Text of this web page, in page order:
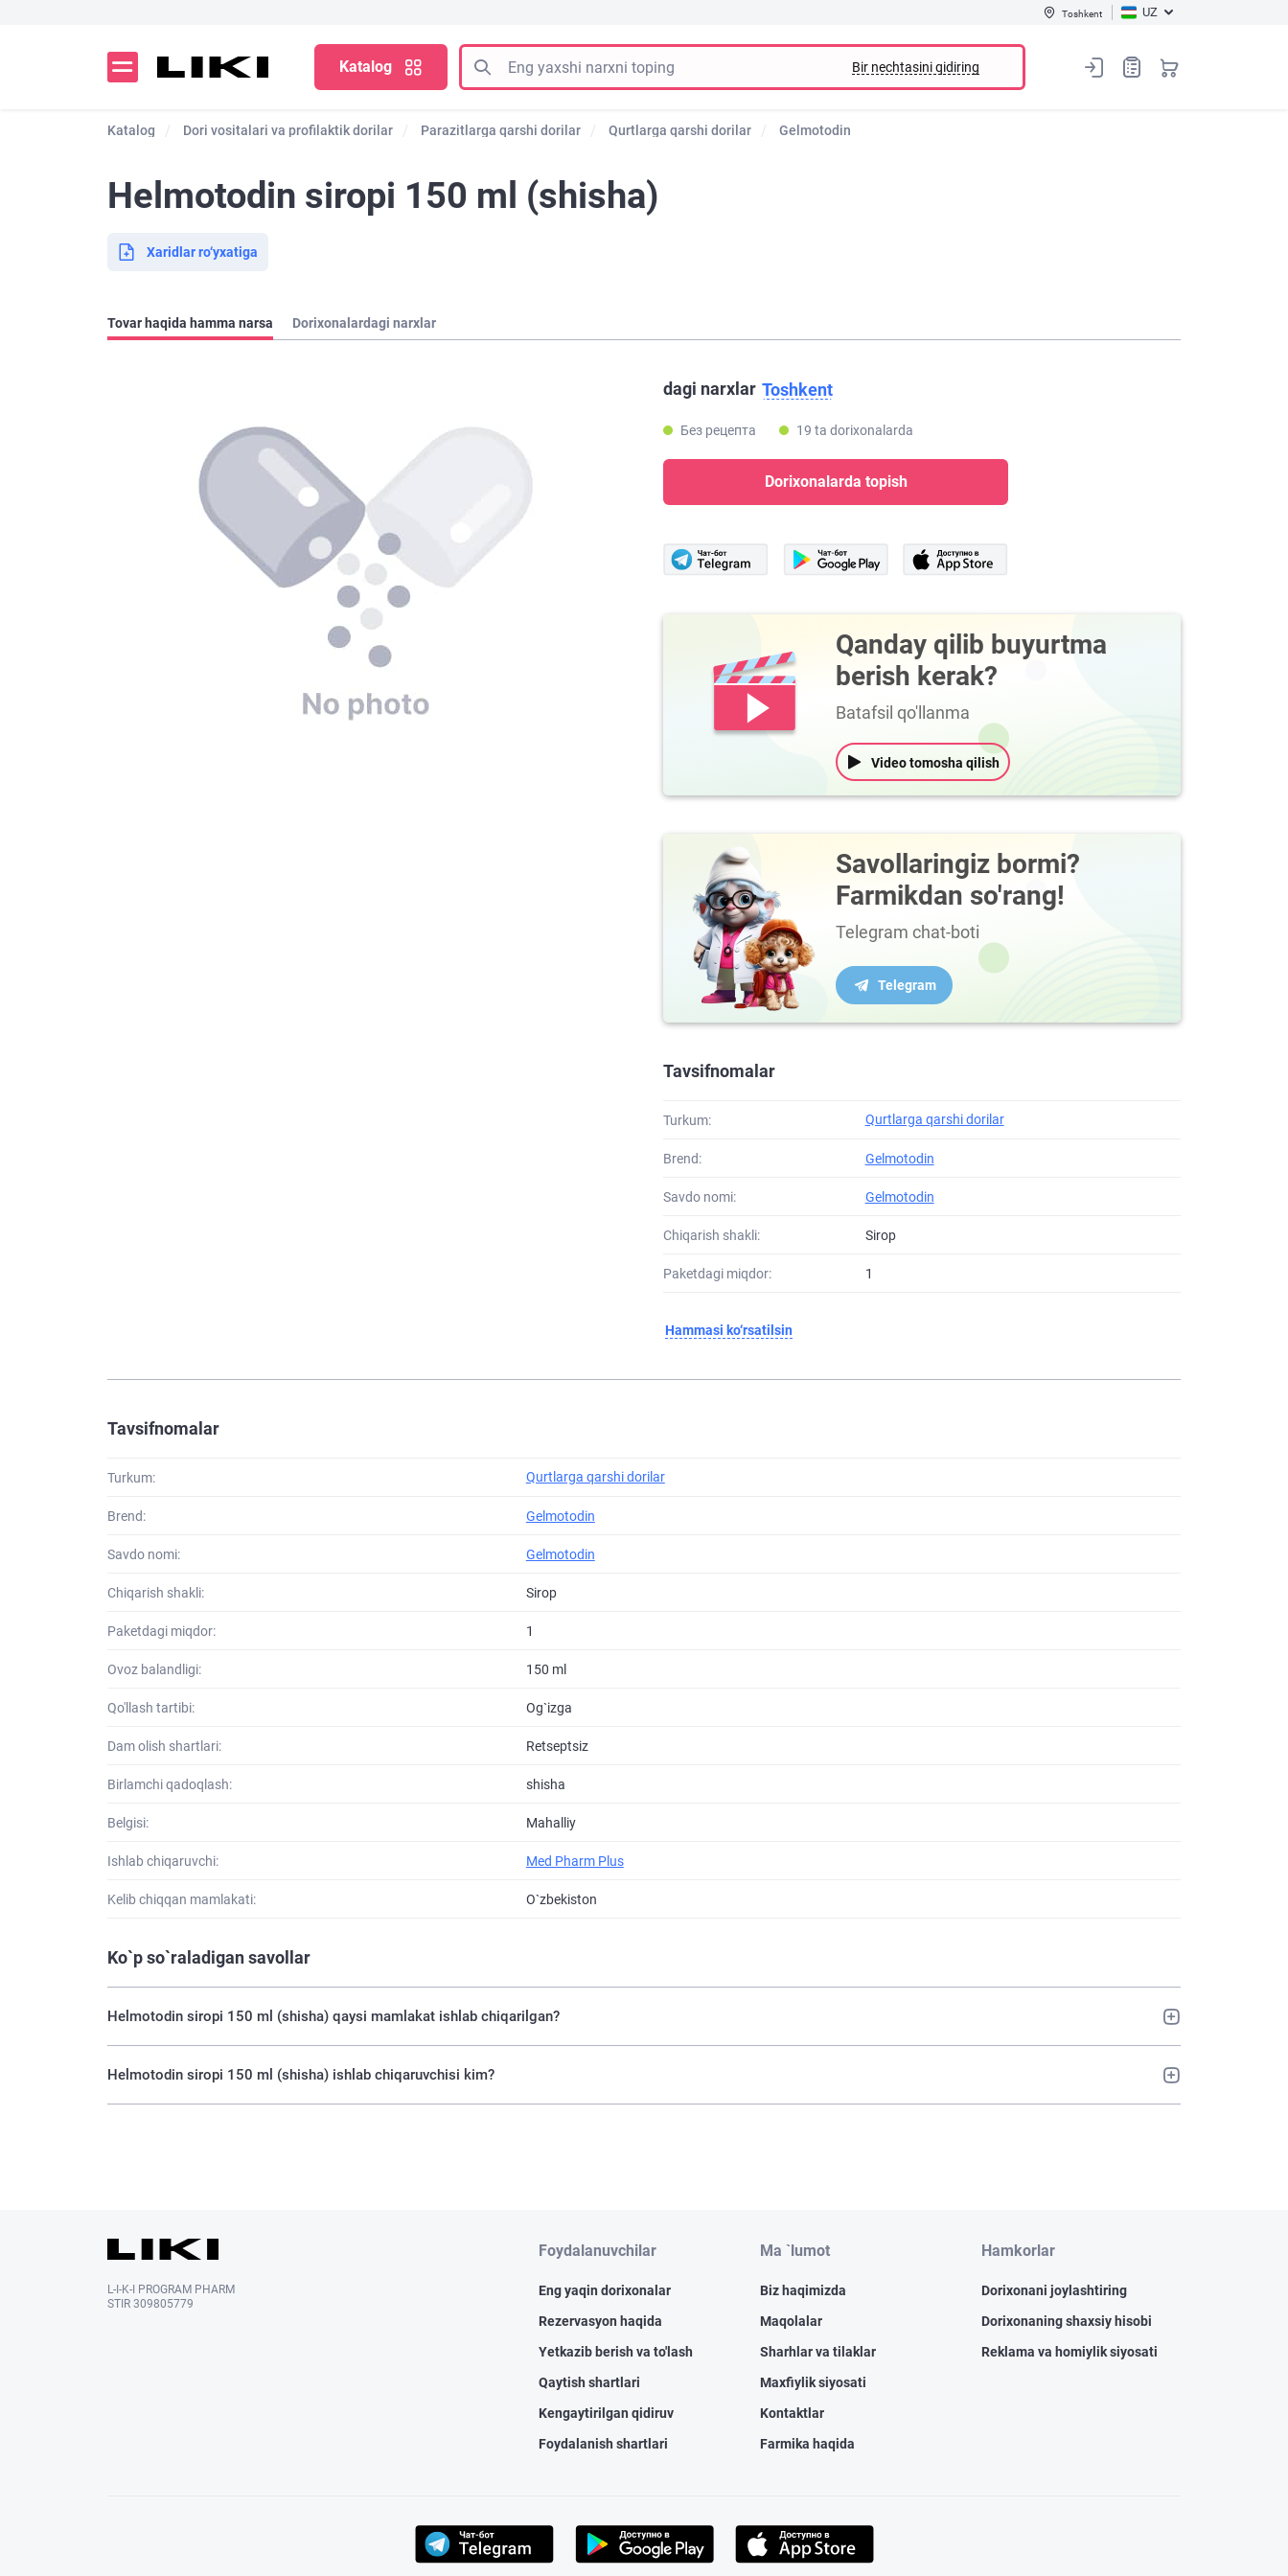
Toshkent UZ
Katalog Bir nechtasini qidiring
Katalog Dori vositalari va profilaktik dorilar Parazitlarga qarshi dorilar Qurtlarga qarshi dorilar Gelmotodin
Helmotodin siropi 150 ml (shisha)
Xaridlar ro‘yxatiga
Tovar haqida hamma narsa Dorixonalardagi narxlar
dagi narxlar Toshkent
Без рецепта 19 ta dorixonalarda
Dorixonalarda topish
Qanday qilib buyurtma
berish kerak?
Batafsil qo'llanma
Video tomosha qilish
Savollaringiz bormi?
Farmikdan so'rang!
Telegram chat-boti
Telegram
Tavsifnomalar
Turkum: Qurtlarga qarshi dorilar
Brend: Gelmotodin
Savdo nomi: Gelmotodin
Chiqarish shakli: Sirop
Paketdagi miqdor: 1
Hammasi ko‘rsatilsin
Tavsifnomalar
Turkum: Qurtlarga qarshi dorilar
Brend: Gelmotodin
Savdo nomi: Gelmotodin
Chiqarish shakli: Sirop
Paketdagi miqdor: 1
Ovoz balandligi: 150 ml
Qo'llash tartibi: Og`izga
Dam olish shartlari: Retseptsiz
Birlamchi qadoqlash: shisha
Belgisi: Mahalliy
Ishlab chiqaruvchi: Med Pharm Plus
Kelib chiqqan mamlakati: O`zbekiston
Ko`p so`raladigan savollar
Helmotodin siropi 150 ml (shisha) qaysi mamlakat ishlab chiqarilgan?
Helmotodin siropi 150 ml (shisha) ishlab chiqaruvchisi kim?
L-I-K-I PROGRAM PHARM
STIR 309805779
Foydalanuvchilar
Eng yaqin dorixonalar
Rezervasyon haqida
Yetkazib berish va to'lash
Qaytish shartlari
Kengaytirilgan qidiruv
Foydalanish shartlari
Ma `lumot
Biz haqimizda
Maqolalar
Sharhlar va tilaklar
Maxfiylik siyosati
Kontaktlar
Farmika haqida
Hamkorlar
Dorixonani joylashtiring
Dorixonaning shaxsiy hisobi
Reklama va homiylik siyosati